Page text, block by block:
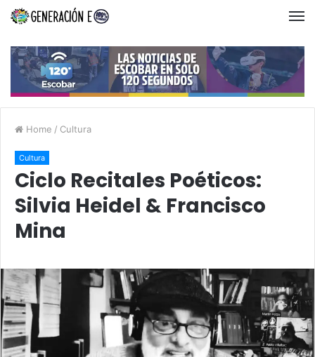
Home / Cultura
Cultura
Ciclo Recitales Poéticos:
Silvia Heidel & Francisco
Mina